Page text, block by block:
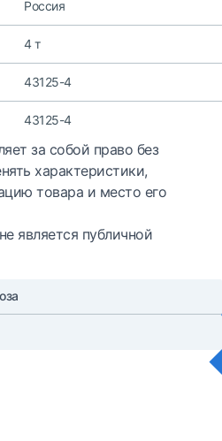
Россия
4 т
43125-4
43125-4
за собой право без
характеристики,
товара и место его
является публичной